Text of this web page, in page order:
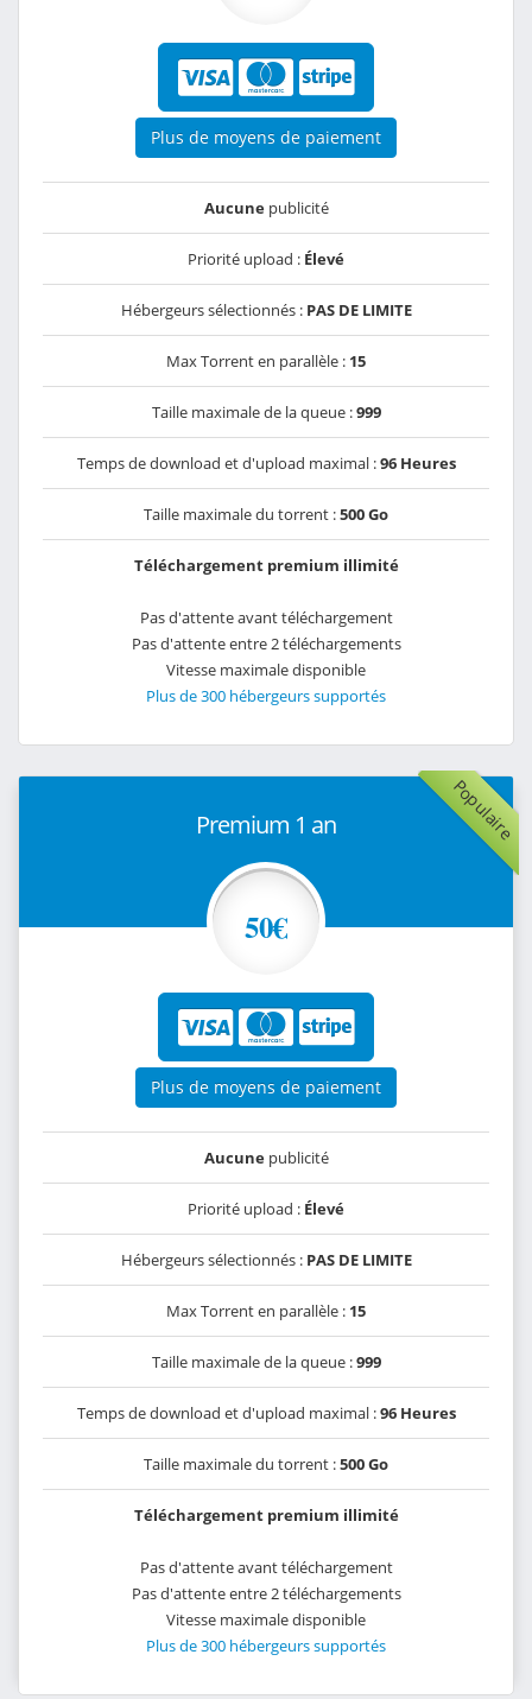
Plus de moyens de paiement
Aucunepublicité
Priorité upload : Élevé
Hébergeurs sélectionnés : PAS DE LIMITE
Max Torrent en parallèle : 15
Taille maximale de la queue :999
Temps de download et d'upload maximal :96 Heures
Taille maximale du torrent :500 Go
Téléchargement premium illimité
Pas d'attente avant téléchargement
Pas d'attente entre 2 téléchargements
Vitesse maximale disponible
Plus de 300 hébergeurs supportés
Populaire
Premium 1 an
50€
Plus de moyens de paiement
Aucunepublicité
Priorité upload : Élevé
Hébergeurs sélectionnés : PAS DE LIMITE
Max Torrent en parallèle : 15
Taille maximale de la queue :999
Temps de download et d'upload maximal :96 Heures
Taille maximale du torrent :500 Go
Téléchargement premium illimité
Pas d'attente avant téléchargement
Pas d'attente entre 2 téléchargements
Vitesse maximale disponible
Plus de 300 hébergeurs supportés